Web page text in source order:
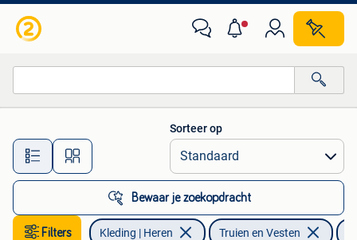
Alle afstanden…
Sorteer op
Bewaar je zoekopdracht
Filters Kleding | Heren Truien en Vesten